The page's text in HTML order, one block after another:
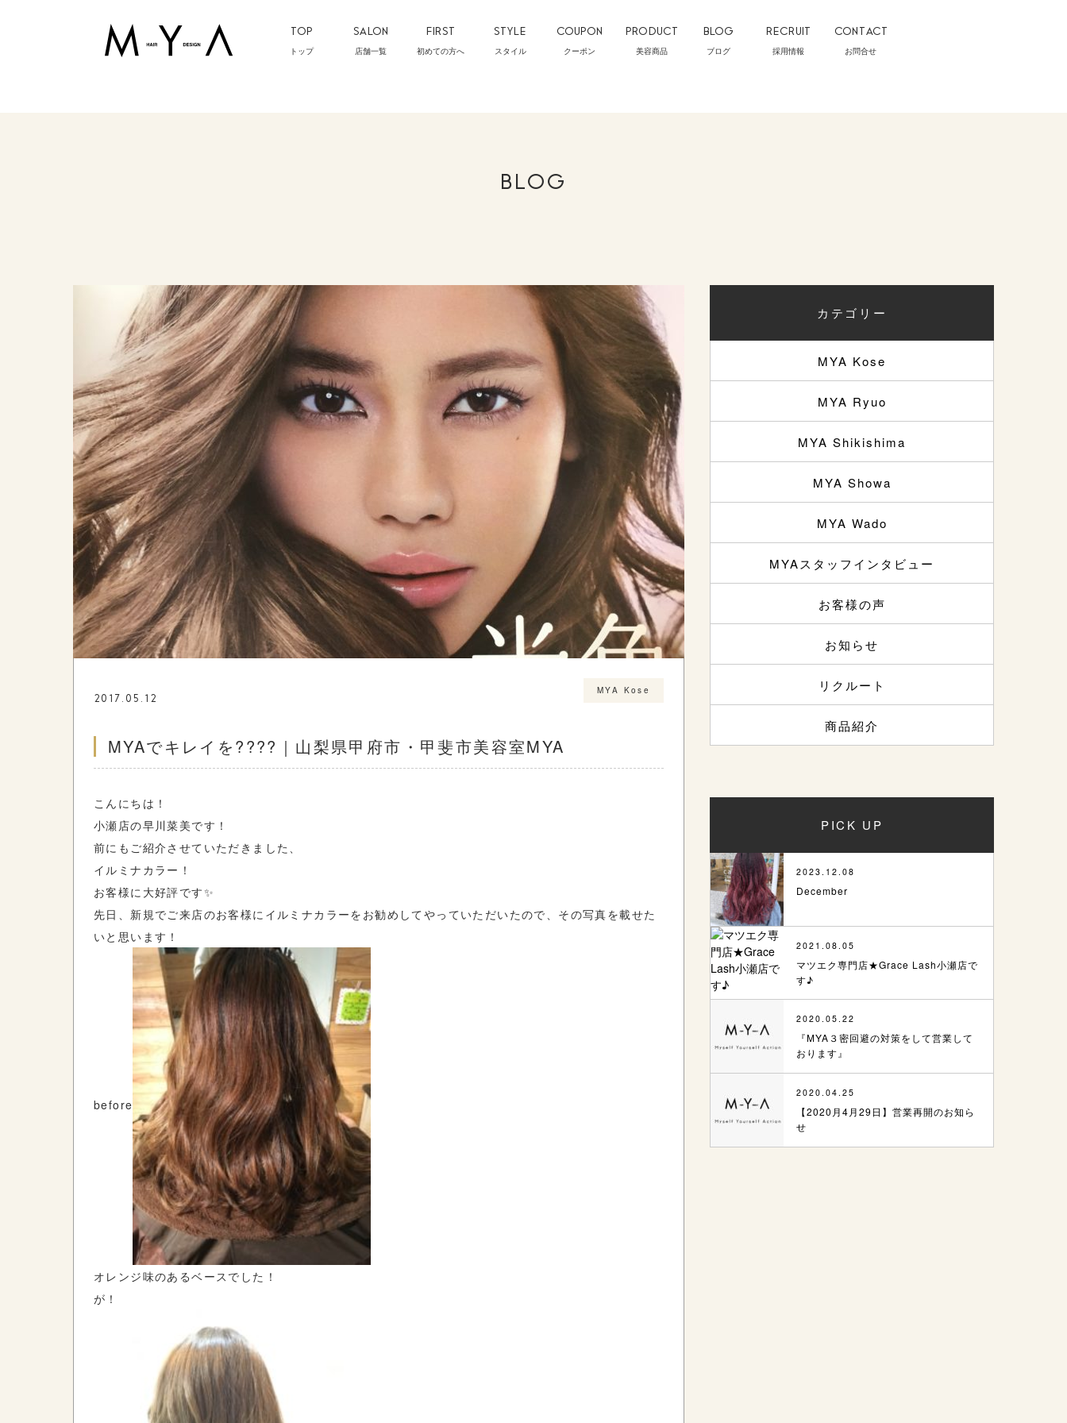
TOP
トップ
SALON
店舗一覧
FIRST
初めての方へ
STYLE
スタイル
COUPON
クーポン
PRODUCT
美容商品
BLOG
ブログ
RECRUIT
採用情報
CONTACT
お問合せ
BLOG
2017.05.12
MYA Kose
MYAでキレイを????｜山梨県甲府市・甲斐市美容室MYA
こんにちは！
小瀬店の早川菜美です！
前にもご紹介させていただきました、
イルミナカラー！
お客様に大好評です✨
先日、新規でご来店のお客様にイルミナカラーをお勧めしてやっていただいたので、その写真を載せた
いと思います！
before
オレンジ味のあるベースでした！
が！
カテゴリー
MYA Kose
MYA Ryuo
MYA Shikishima
MYA Showa
MYA Wado
MYAスタッフインタビュー
お客様の声
お知らせ
リクルート
商品紹介
PICK UP
2023.12.08
December
2021.08.05
マツエク専門店★Grace Lash小瀬店で
す♪
2020.05.22
『MYA３密回避の対策をして営業して
おります』
2020.04.25
【2020月4月29日】営業再開のお知ら
せ